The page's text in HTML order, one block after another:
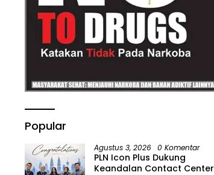
Popular
Agustus 3, 2026 0 Komentar
PLN Icon Plus Dukung
Keandalan Contact Center